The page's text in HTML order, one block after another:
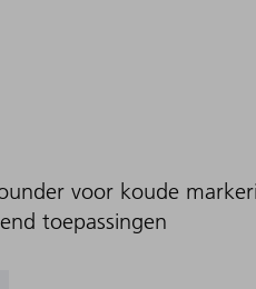
voor koude
toepassingen